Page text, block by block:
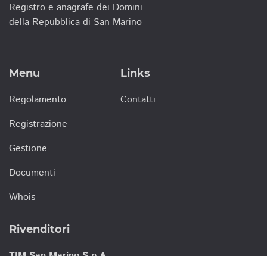
Registro e anagrafe dei Domini
della Repubblica di San Marino
Menu
Regolamento
Registrazione
Gestione
Documenti
Whois
Links
Contatti
Rivenditori